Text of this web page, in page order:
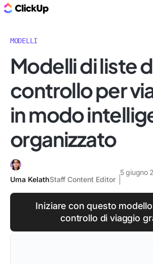
MODELLI
Modelli di liste
controllo per
in modo
organizzato
Uma KelathStaff Content Editor
5 giugno
Iniziare con questo
controllo di viaggio